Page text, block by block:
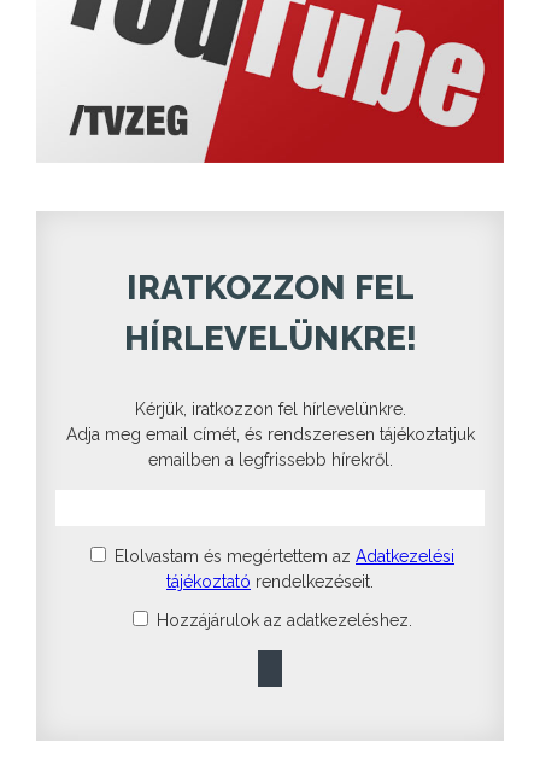
IRATKOZZON FEL
HÍRLEVELÜNKRE!
Kérjük, iratkozzon fel hírlevelünkre.
Adja meg email címét, és rendszeresen tájékoztatjuk
emailben a legfrissebb hírekről.
Elolvastam és megértettem az Adatkezelési
tájékoztató rendelkezéseit.
Hozzájárulok az adatkezeléshez.